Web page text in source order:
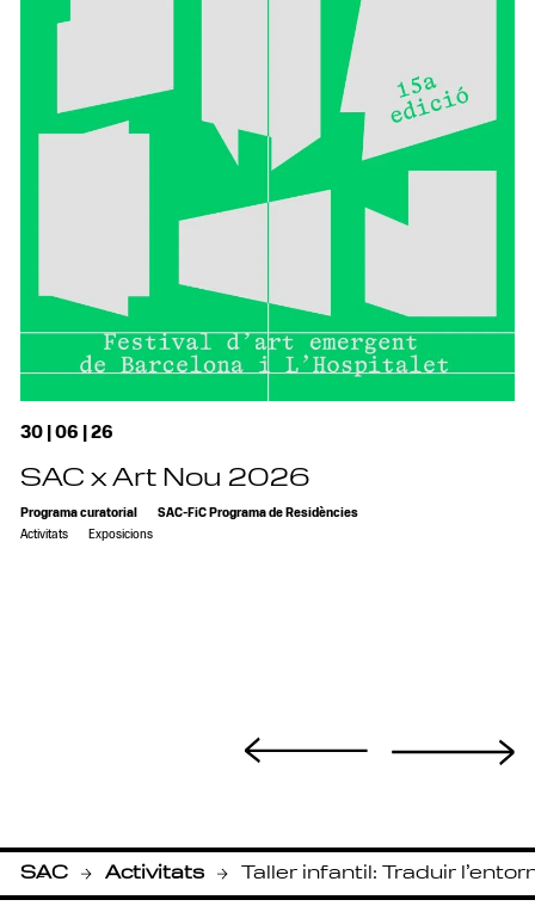
SAC
- Activitats
- Taller infantil: Traduir
30 | 06 | 26
SAC x Art Nou 2026
Programa curatorial
SAC-FiC Programa de Residències
Activitats
Exposicions